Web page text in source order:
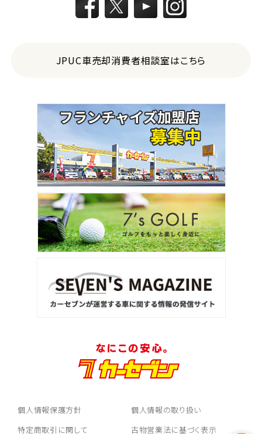
JPUC車売却消費者相談室はこちら
個人情報保護方針
個人情報の取り扱い
特定商取引に関して
古物営業法に基づく表示